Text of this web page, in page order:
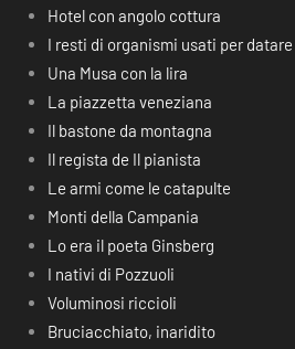
Hotel con angolo cottura
I resti di organismi usati per
Una Musa con la lira
La piazzetta veneziana
Il bastone da montagna
Il regista de Il pianista
Le armi come le catapulte
Monti della Campania
Lo era il poeta Ginsberg
I nativi di Pozzuoli
Voluminosi riccioli
Bruciacchiato, inaridito